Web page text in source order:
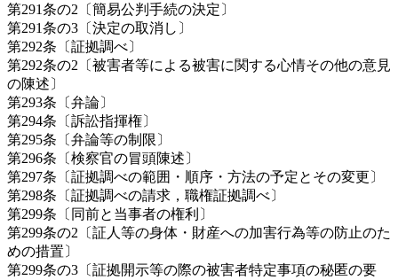
第291条の2〔簡易公判手続の決定〕
第291条の3〔決定の取消し〕
第292条〔証拠調べ〕
第292条の2〔被害者等による被害に関する心情その他の意見
の陳述〕
第293条〔弁論〕
第294条〔訴訟指揮権〕
第295条〔弁論等の制限〕
第296条〔検察官の冒頭陳述〕
第297条〔証拠調べの範囲・順序・方法の予定とその変更〕
第298条〔証拠調べの請求，職権証拠調べ〕
第299条〔同前と当事者の権利〕
第299条の2〔証人等の身体・財産への加害行為等の防止のた
めの措置〕
第299条の3〔証拠開示等の際の被害者特定事項の秘匿の要